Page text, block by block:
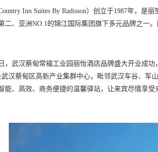
Inn Suites By Radisson）创立于1987年，是
二、亚洲NO.1的锦江国际集团旗下多元品牌之一
，武汉蔡甸常福工业园丽怡酒店品牌盛大开业成
武汉蔡甸区高新产业集群中心，毗邻武汉车谷、
能、高效、商务便捷的温馨驿站，让来宾尽情享